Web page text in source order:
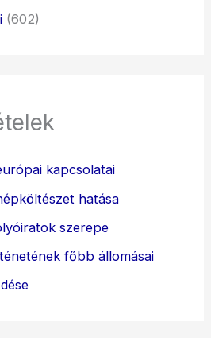
(602)
kapcsolatai
hatása
szerepe
főbb állomásai